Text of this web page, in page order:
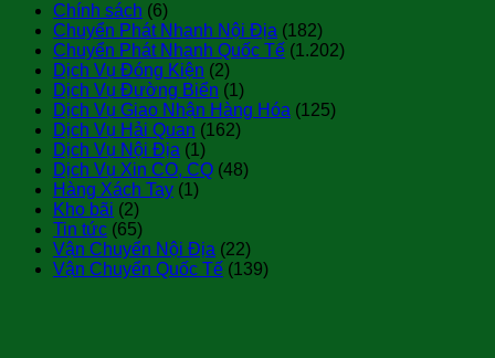
Chính sách (6)
Chuyển Phát Nhanh Nội Địa (182)
Chuyển Phát Nhanh Quốc Tế (1.202)
Dịch Vụ Đóng Kiện (2)
Dịch Vụ Đường Biển (1)
Dịch Vụ Giao Nhận Hàng Hóa (125)
Dịch Vụ Hải Quan (162)
Dịch Vụ Nội Địa (1)
Dịch Vụ Xin CO, CQ (48)
Hàng Xách Tay (1)
Kho bãi (2)
Tin tức (65)
Vận Chuyển Nội Địa (22)
Vận Chuyển Quốc Tế (139)